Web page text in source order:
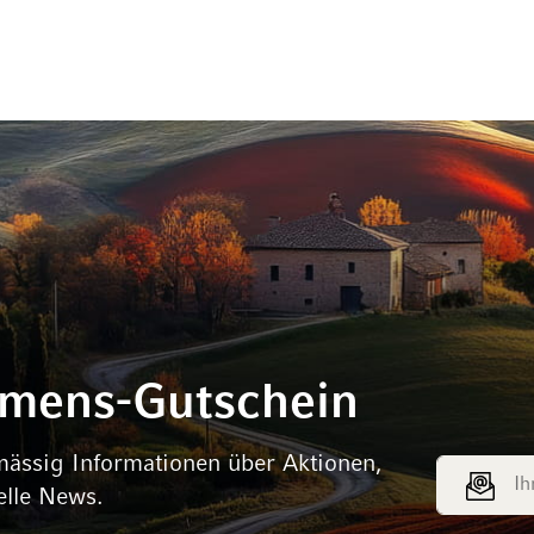
Gutschein
Informationen über Aktionen,
News.
E-Mail